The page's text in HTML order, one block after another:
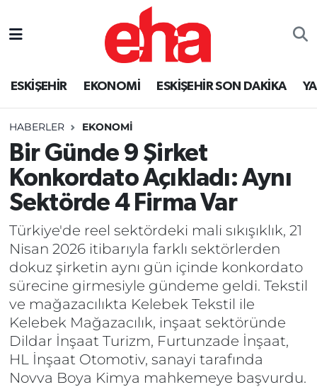
ESKİŞEHİR EKONOMİ ESKİŞEHİR SON DAKİKA
HABERLER EKONOMİ
Bir Günde 9 Şirket
Konkordato Açıkladı: Aynı
Sektörde 4 Firma Var
Türkiye'de reel sektördeki mali sıkışıklık, 21
Nisan 2026 itibarıyla farklı sektörlerden
dokuz şirketin aynı gün içinde konkordato
sürecine girmesiyle gündeme geldi. Tekstil
ve mağazacılıkta Kelebek Tekstil ile
Kelebek Mağazacılık, inşaat sektöründe
Dildar İnşaat Turizm, Furtunzade İnşaat,
HL İnşaat Otomotiv, sanayi tarafında
Novva Boya Kimya mahkemeye başvurdu.